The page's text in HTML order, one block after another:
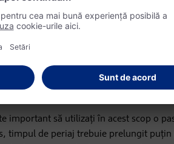
de asemenea, mult mai susceptibili să
o periuță de dinți cu peri moi (deseori
de dinți electrice, un cap de periuță
important să utilizați în acest scop o
timpul de periaj trebuie prelungit puțin